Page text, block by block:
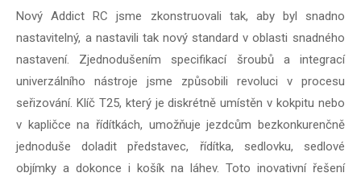
Nový Addict RC jsme zkonstruovali tak, aby byl snadno
nastavitelný, a nastavili tak nový standard v oblasti snadného
nastavení. Zjednodušením specifikací šroubů a integrací
univerzálního nástroje jsme způsobili revoluci v procesu
seřizování. Klíč T25, který je diskrétně umístěn v kokpitu nebo
v kapličce na řídítkách, umožňuje jezdcům bezkonkurenčně
jednoduše doladit představec, řídítka, sedlovku, sedlové
objímky a dokonce i košík na láhev. Toto inovativní řešení